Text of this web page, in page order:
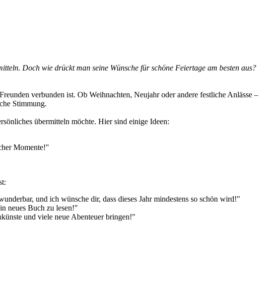
Doch wie drückt man seine Wünsche für schöne Feiertage am besten aus?
verbunden ist. Ob Weihnachten, Neujahr oder andere festliche Anlässe –
Stimmung.
übermitteln möchte. Hier sind einige Ideen:
Momente!"
und ich wünsche dir, dass dieses Jahr mindestens so schön wird!"
neues Buch zu lesen!"
und viele neue Abenteuer bringen!"